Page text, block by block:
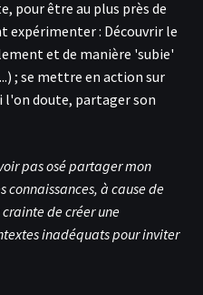
pour être au plus près de
expérimenter : Découvrir le
et de manière 'subie'
; se mettre en action sur
doute, partager son
pas osé partager mon
à cause de
de créer une
inadéquats pour inviter